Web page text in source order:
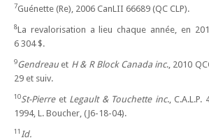
7Guénette (Re), 2006 CanLII 66689 (QC CLP).
8La revalorisation a lieu chaque année, en
6 304 $.
9Gendreauet H & R Block Canada inc., 2010
29 et suiv.
10St-Pierreet Legault & Touchette inc., C.A.L.P.
1994, L. Boucher, (J6-18-04).
11Id.